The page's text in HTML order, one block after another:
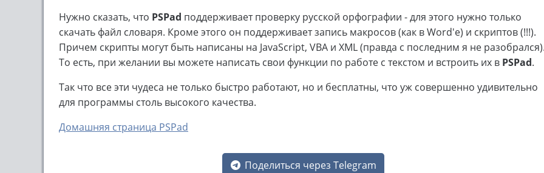
Нужно сказать, что PSPad поддерживает проверку русской орфографии - для этого нужно только
скачать файл словаря. Кроме этого он поддерживает запись макросов (как в Word'e) и скриптов (!!!).
Причем скрипты могут быть написаны на JavaScript, VBA и XML (правда с последним я не
То есть, при желании вы можете написать свои функции по работе с текстом и встроить их в PSPad.
Так что все эти чудеса не только быстро работают, но и бесплатны, что уж совершенно удивительно
для программы столь высокого качества.
Домашняя страница PSPad
Поделиться через Telegram